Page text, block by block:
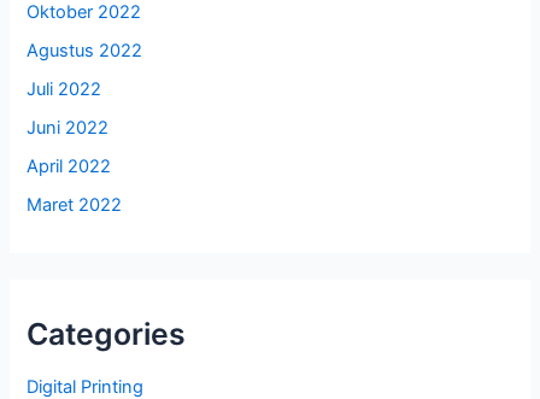
Oktober 2022
Agustus 2022
Juli 2022
Juni 2022
April 2022
Maret 2022
Categories
Digital Printing